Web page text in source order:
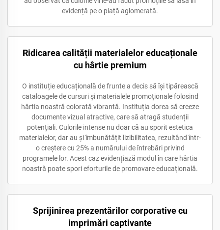
evidență pe o piață aglomerată.
Ridicarea calității materialelor educaționale
cu hârtie premium
O instituție educațională de frunte a decis să își tipărească
cataloagele de cursuri și materialele promoționale folosind
hârtia noastră colorată vibrantă. Instituția dorea să creeze
documente vizual atractive, care să atragă studenții
potențiali. Culorile intense nu doar că au sporit estetica
materialelor, dar au și îmbunătățit lizibilitatea, rezultând într-
o creștere cu 25% a numărului de întrebări privind
programele lor. Acest caz evidențiază modul în care hârtia
noastră poate spori eforturile de promovare educațională.
Sprijinirea prezentărilor corporative cu
imprimări captivante